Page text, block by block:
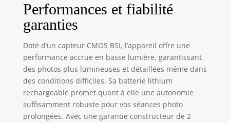
Performances et fiabilité
garanties
Doté d’un capteur CMOS BSI, l’appareil offre une
performance accrue en basse lumière, garantissant
des photos plus lumineuses et détaillées même dans
des conditions difficiles. Sa batterie lithium
rechargeable promet quant à elle une autonomie
suffisamment robuste pour vos séances photo
prolongées. Avec une garantie constructeur de 2